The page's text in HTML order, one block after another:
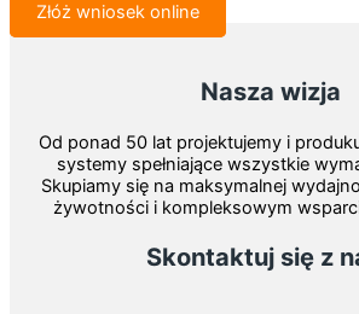
Złóż wniosek online
Nasza wizja
Od ponad 50 lat projektujemy i
systemy spełniające wszystkie
Skupiamy się na maksymalnej
żywotności i kompleksowym
Skontaktuj się z